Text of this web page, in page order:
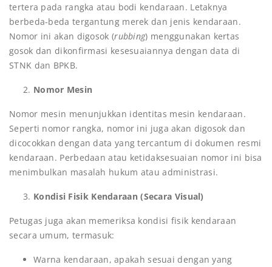
tertera pada rangka atau bodi kendaraan. Letaknya
berbeda-beda tergantung merek dan jenis kendaraan.
Nomor ini akan digosok (rubbing) menggunakan kertas
gosok dan dikonfirmasi kesesuaiannya dengan data di
STNK dan BPKB.
Nomor Mesin
Nomor mesin menunjukkan identitas mesin kendaraan.
Seperti nomor rangka, nomor ini juga akan digosok dan
dicocokkan dengan data yang tercantum di dokumen resmi
kendaraan. Perbedaan atau ketidaksesuaian nomor ini bisa
menimbulkan masalah hukum atau administrasi.
Kondisi Fisik Kendaraan (Secara Visual)
Petugas juga akan memeriksa kondisi fisik kendaraan
secara umum, termasuk:
Warna kendaraan, apakah sesuai dengan yang